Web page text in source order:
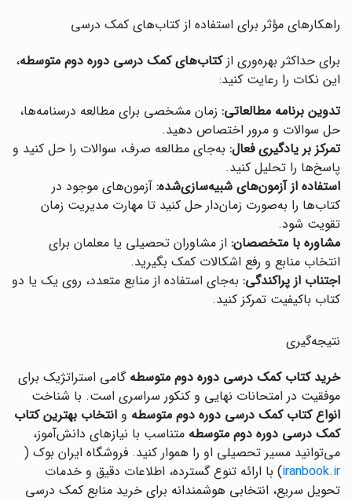
راهکارهای مؤثر برای استفاده از کتاب‌های کمک درسی
برای حداکثر بهره‌وری ازکتاب‌های کمک درسی دوره دوم متوسطه،
این نکات را رعایت کنید:
تدوین برنامه مطالعاتی: زمان مشخصی برای مطالعه درسنامه‌ها،
حل سوالات و مرور اختصاص دهید.
تمرکز بر یادگیری فعال: به‌جای مطالعه صرف، سوالات را حل کنید و
پاسخ‌ها را تحلیل کنید.
استفاده از آزمون‌های شبیه‌سازی‌شده: آزمون‌های موجود در
کتاب‌ها را به‌صورت زمان‌دار حل کنید تا مهارت مدیریت زمان
تقویت شود.
مشاوره با متخصصان: از مشاوران تحصیلی یا معلمان برای
انتخاب منابع و رفع اشکالات کمک بگیرید.
اجتناب از پراکندگی: به‌جای استفاده از منابع متعدد، روی یک یا دو
کتاب باکیفیت تمرکز کنید.
نتیجه‌گیری
خرید کتاب کمک درسی دوره دوم متوسطه گامی استراتژیک برای
موفقیت در امتحانات نهایی و کنکور سراسری است. با شناخت
انواع کتاب کمک درسی دوره دوم متوسطه و انتخاب بهترین کتاب
کمک درسی دوره دوم متوسطه متناسب با نیازهای دانش‌آموز،
می‌توانید مسیر تحصیلی او را هموار کنید. فروشگاه ایران بوک (
iranbook.ir) با ارائه تنوع گسترده، اطلاعات دقیق و خدمات
تحویل سریع، انتخابی هوشمندانه برای خرید منابع کمک درسی